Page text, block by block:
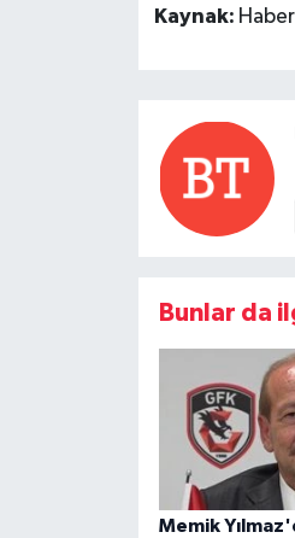
Kaynak:
Bunlar da
Memik